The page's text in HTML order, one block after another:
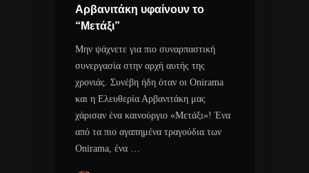
Αρβανιτάκη υφαίνουν το
“Μετάξι”
Μην ψάχνετε για πιο συναρπαστική
συνεργασία στην αρχή αυτής της
χρονιάς. Συνέβη ήδη όταν οι Onirama
και η Ελευθερία Αρβανιτάκη μας
χάρισαν ένα καινούργιο «Μετάξι»! Ένα
από τα πιο αγαπημένα τραγούδια των
Onirama, ένα …